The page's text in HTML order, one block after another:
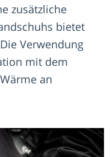
zusätzliche
bietet
Verwendung
mit dem
an